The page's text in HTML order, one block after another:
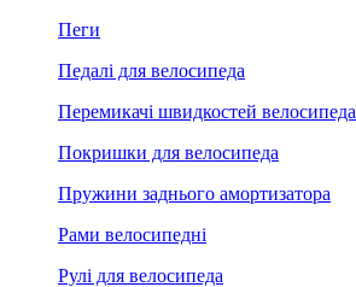
Пеги
Педалі для велосипеда
Перемикачі швидкостей велосипеда
Покришки для велосипеда
Пружини заднього амортизатора
Рами велосипедні
Рулі для велосипеда